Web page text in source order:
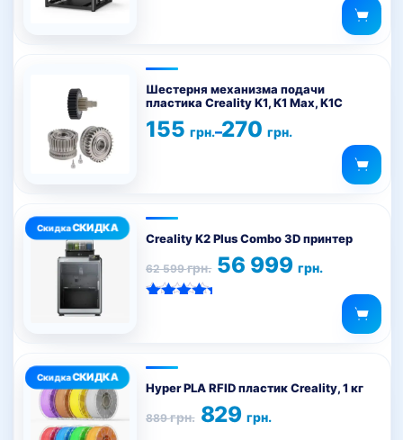
Шестерня механизма подачи
пластика Creality K1, K1 Max, K1C
155 грн.–270грн.
Диапазон
цен:
несколько
вариаций.
выбрать
на
странице
товара.
Creality K2 Plus Combo 3D принтер
62 599грн.
Первоначальная
цена
составляла
56 999 грн.
Текущая
цена:
56
Hyper PLA RFID пластик Creality, 1 кг
889грн.
Первоначальная
цена
829грн.
Текущая
цена:
Этот
товар
имеет
несколько